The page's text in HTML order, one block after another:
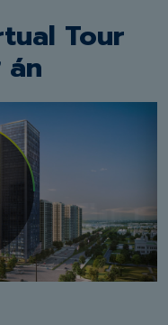
Tour